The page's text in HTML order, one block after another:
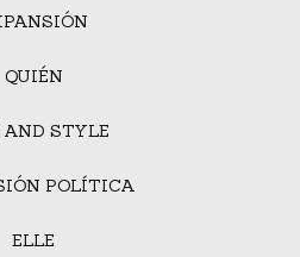
QUIÉN
STYLE
POLÍTICA
ELLE